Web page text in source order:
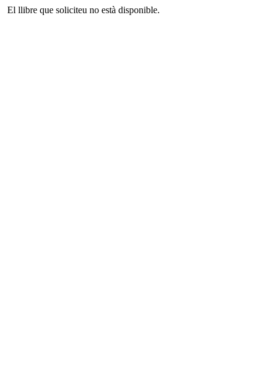
El llibre que soliciteu no està disponible.